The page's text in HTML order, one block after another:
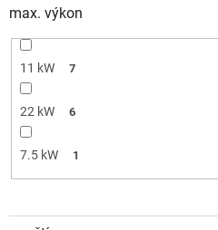
max. výkon
11 kW 7
22 kW 6
7.5 kW 1